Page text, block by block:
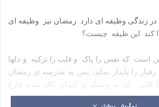
در زندگی وظیفه ای دارد رمضان نیز وظیفه ای
کند این ظیفه چیست؟
است که نفس را پاک و قلب را تزکیه و دلها
را پایدار نماید، پس به مدرسه ی رمضان
قلبی که به وسیله ی ایمان پاک شده فارغ
و همچنین با نفسی از مدرسه ی رمضان خارج